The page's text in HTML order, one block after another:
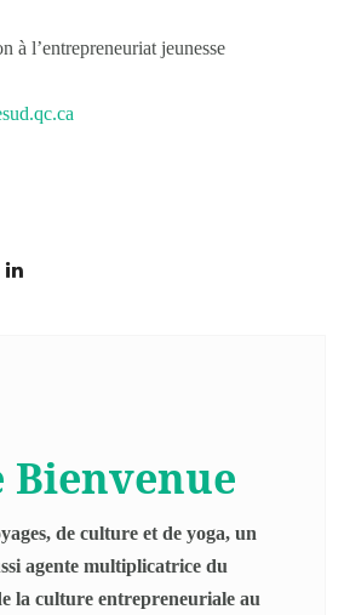
à l’entrepreneuriat jeunesse
Bienvenue
de culture et de yoga, un
agente multiplicatrice du
la culture entrepreneuriale au